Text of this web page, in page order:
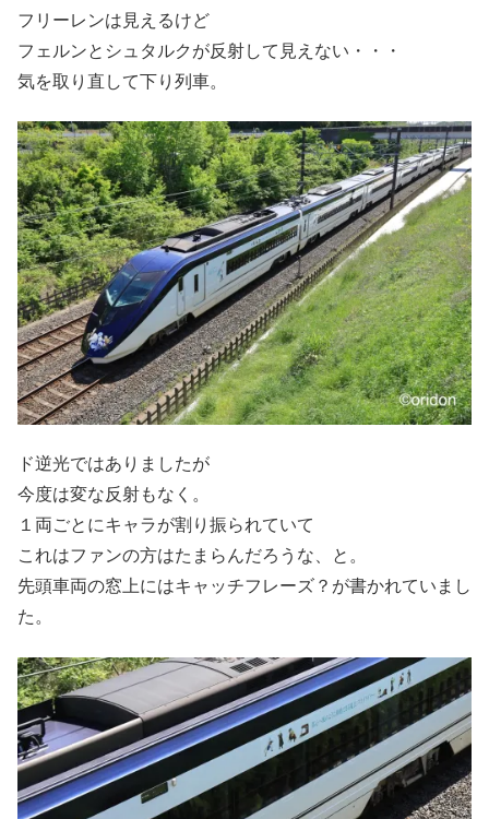
フリーレンは見えるけど
フェルンとシュタルクが反射して見えない・・・
気を取り直して下り列車。
ド逆光ではありましたが
今度は変な反射もなく。
１両ごとにキャラが割り振られていて
これはファンの方はたまらんだろうな、と。
先頭車両の窓上にはキャッチフレーズ？が書かれていまし
た。